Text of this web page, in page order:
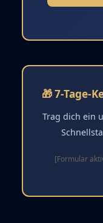
🎁 7-Tage-
Trag dich ein
[Formular